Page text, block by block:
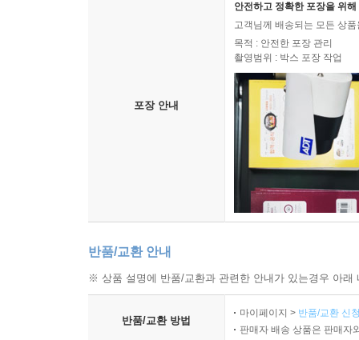
포장 안내
안전하고 정확한 포장을 위
고객님께 배송되는 모든 상
목적 : 안전한 포장 관리
촬영범위 : 박스 포장 작업
반품/교환 안내
※ 상품 설명에 반품/교환과 관련한 안내가 있는경우 아
반품/교환 방법
마이페이지 > 반품/교환 신
판매자 배송 상품은 판매자